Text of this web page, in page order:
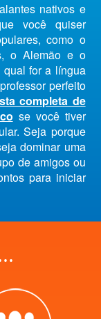
nativos e
você quiser
como o
o Alemão e o
for a língua
perfeito
completa de
se você tiver
Seja porque
dominar uma
de amigos ou
para iniciar